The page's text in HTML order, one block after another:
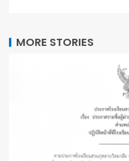
MORE STORIES